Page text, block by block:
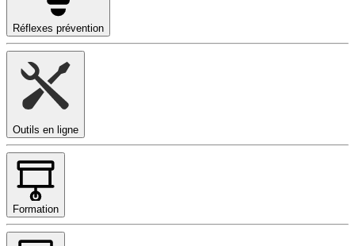
Réflexes prévention
Outils en ligne
Formation